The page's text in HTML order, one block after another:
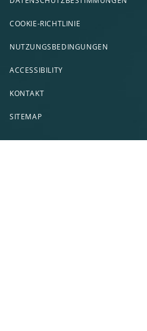
COOKIE-RICHTLINIE
NUTZUNGSBEDINGUNGEN
ACCESSIBILITY
KONTAKT
SITEMAP